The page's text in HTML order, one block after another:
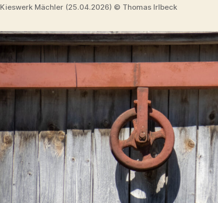
Kieswerk Mächler (25.04.2026) © Thomas Irlbeck